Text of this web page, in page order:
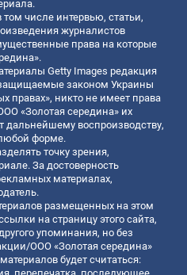
числе интервью, статьи,
журналистов
права на которые
Getty Images редакция
законом Украины
правах», никто не имеет права
«Золотая середина» их
дальнейшему воспроизводству,
форме.
точку зрения,
За достоверность
материалах,
размещенных на этом
на страницу этого сайта,
упоминания, но без
ООО «Золотая середина»
будет считаться: